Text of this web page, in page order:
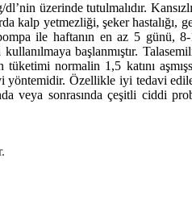
üzerinde tutulmalıdır.
kalp yetmezliği, şeker
ile haftanın en az 5 günü,
başlanmıştır.
normalin 1,5 katını
yöntemidir. Özellikle iyi tedavi
veya sonrasında çeşitli ciddi